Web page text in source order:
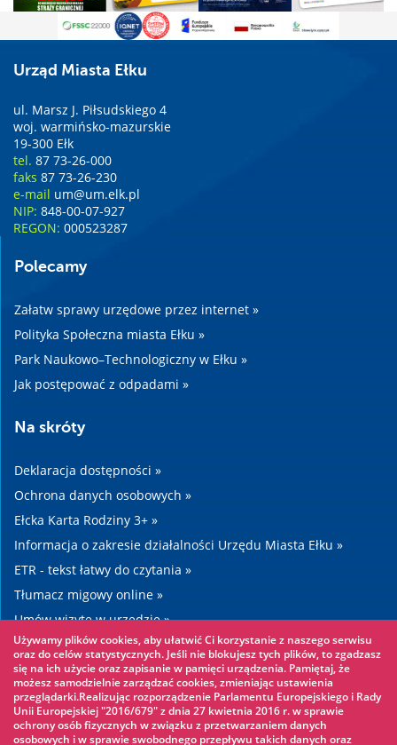
Urząd Miasta Ełku
ul. Marsz J. Piłsudskiego 4
woj. warmińsko-mazurskie
19-300 Ełk
tel. 87 73-26-000
faks 87 73-26-230
e-mail um@um.elk.pl
NIP: 848-00-07-927
REGON: 000523287
Polecamy
Załatw sprawy urzędowe przez internet »
Polityka Społeczna miasta Ełku »
Park Naukowo–Technologiczny w Ełku »
Jak postępować z odpadami »
Na skróty
Deklaracja dostępności »
Ochrona danych osobowych »
Ełcka Karta Rodziny 3+ »
Informacja o zakresie działalności Urzędu Miasta Ełku »
ETR - tekst łatwy do czytania »
Tłumacz migowy online »
Umów wizytę w urzędzie »
Drogi »
Warto zobaczyć
Park linowy »
Używamy plików cookies, aby ułatwić Ci korzystanie z naszego serwisu
oraz do celów statystycznych. Jeśli nie blokujesz tych plików, to zgadzasz
się na ich użycie oraz zapisanie w pamięci urządzenia. Pamiętaj, że
możesz samodzielnie zarządzać cookies, zmieniając ustawienia
przeglądarki.Realizując rozporządzenie Parlamentu Europejskiego i Rady
Unii Europejskiej "2016/679" z dnia 27 kwietnia 2016 r. w sprawie
ochrony osób fizycznych w związku z przetwarzaniem danych
osobowych i w sprawie swobodnego przepływu takich danych oraz